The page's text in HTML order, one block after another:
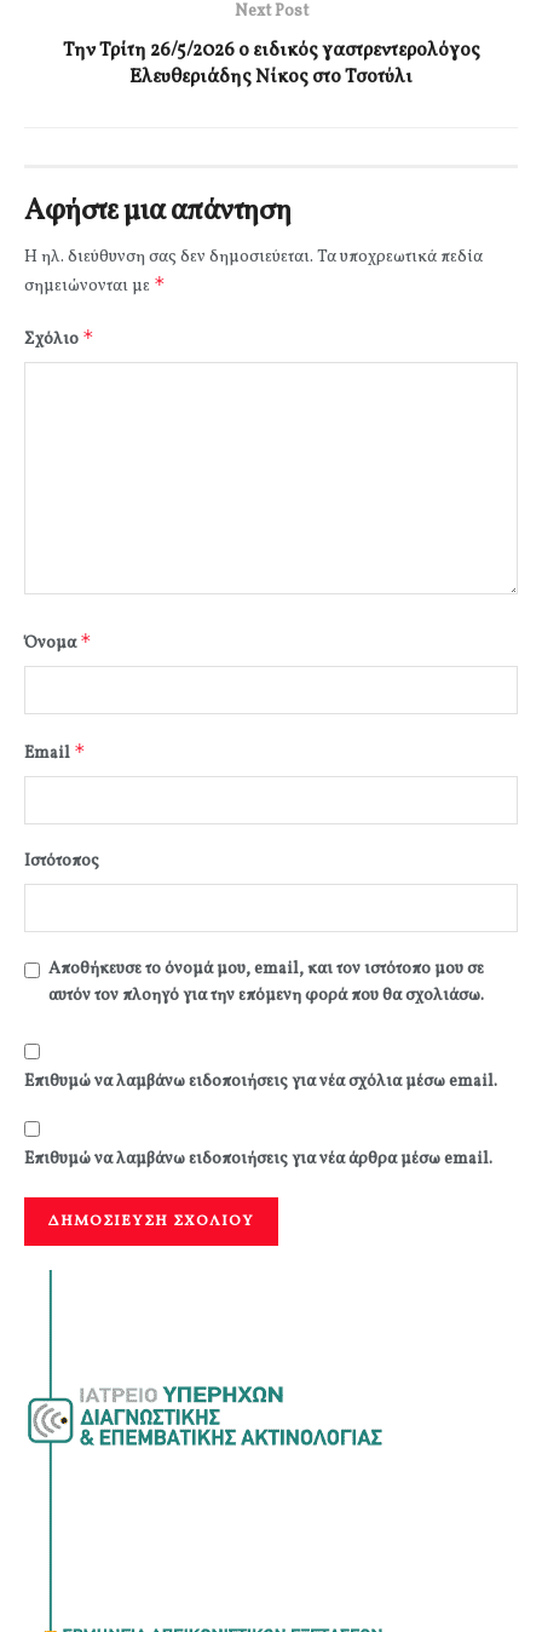
Next Post
Την Τρίτη 26/5/2026 ο ειδικός γαστρεντερολόγος
Ελευθεριάδης Νίκος στο Τσοτύλι
Αφήστε μια απάντηση
Η ηλ. διεύθυνση σας δεν δημοσιεύεται. Τα υποχρεωτικά πεδία
σημειώνονται με *
Σχόλιο *
Όνομα*
Email *
Ιστότοπος
Αποθήκευσε το όνομά μου, email, και τον ιστότοπο μου σε
αυτόν τον πλοηγό για την επόμενη φορά που θα σχολιάσω.
Επιθυμώ να λαμβάνω ειδοποιήσεις για νέα σχόλια μέσω email.
Επιθυμώ να λαμβάνω ειδοποιήσεις για νέα άρθρα μέσω email.